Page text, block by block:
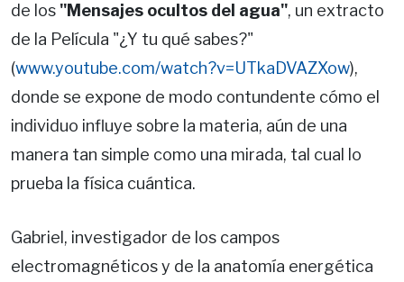
de los "Mensajes ocultos del agua", un extracto
de la Película "¿Y tu qué sabes?"
(www.youtube.com/watch?v=UTkaDVAZXow),
donde se expone de modo contundente cómo el
individuo influye sobre la materia, aún de una
manera tan simple como una mirada, tal cual lo
prueba la física cuántica.
Gabriel, investigador de los campos
electromagnéticos y de la anatomía energética